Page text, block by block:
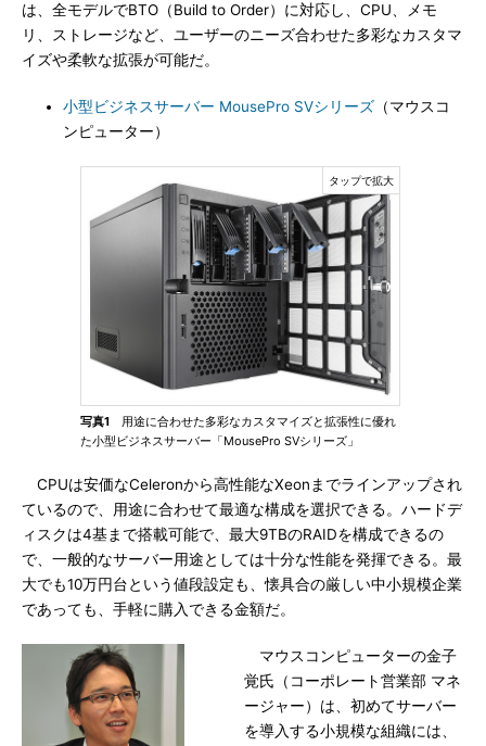
は、全モデルでBTO（Build to Order）に対応し、CPU、メモ
リ、ストレージなど、ユーザーのニーズ合わせた多彩なカスタマ
イズや柔軟な拡張が可能だ。
小型ビジネスサーバー MousePro SVシリーズ （マウスコ
ンピューター）
写真1 用途に合わせた多彩なカスタマイズと拡張性に優れ
た小型ビジネスサーバー「MousePro SVシリーズ」
CPUは安価なCeleronから高性能なXeonまでラインアップされ
ているので、用途に合わせて最適な構成を選択できる。ハードデ
ィスクは4基まで搭載可能で、最大9TBのRAIDを構成できるの
で、一般的なサーバー用途としては十分な性能を発揮できる。最
大でも10万円台という値段設定も、懐具合の厳しい中小規模企業
であっても、手軽に購入できる金額だ。
マウスコンピューターの金子
覚氏（コーポレート営業部 マネ
ージャー）は、初めてサーバー
を導入する小規模な組織には、